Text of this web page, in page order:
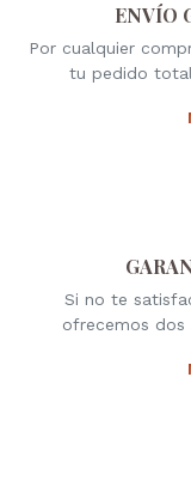
ENVÍO
Por cualquier
tu pedido
Si no te
ofrecemos dos